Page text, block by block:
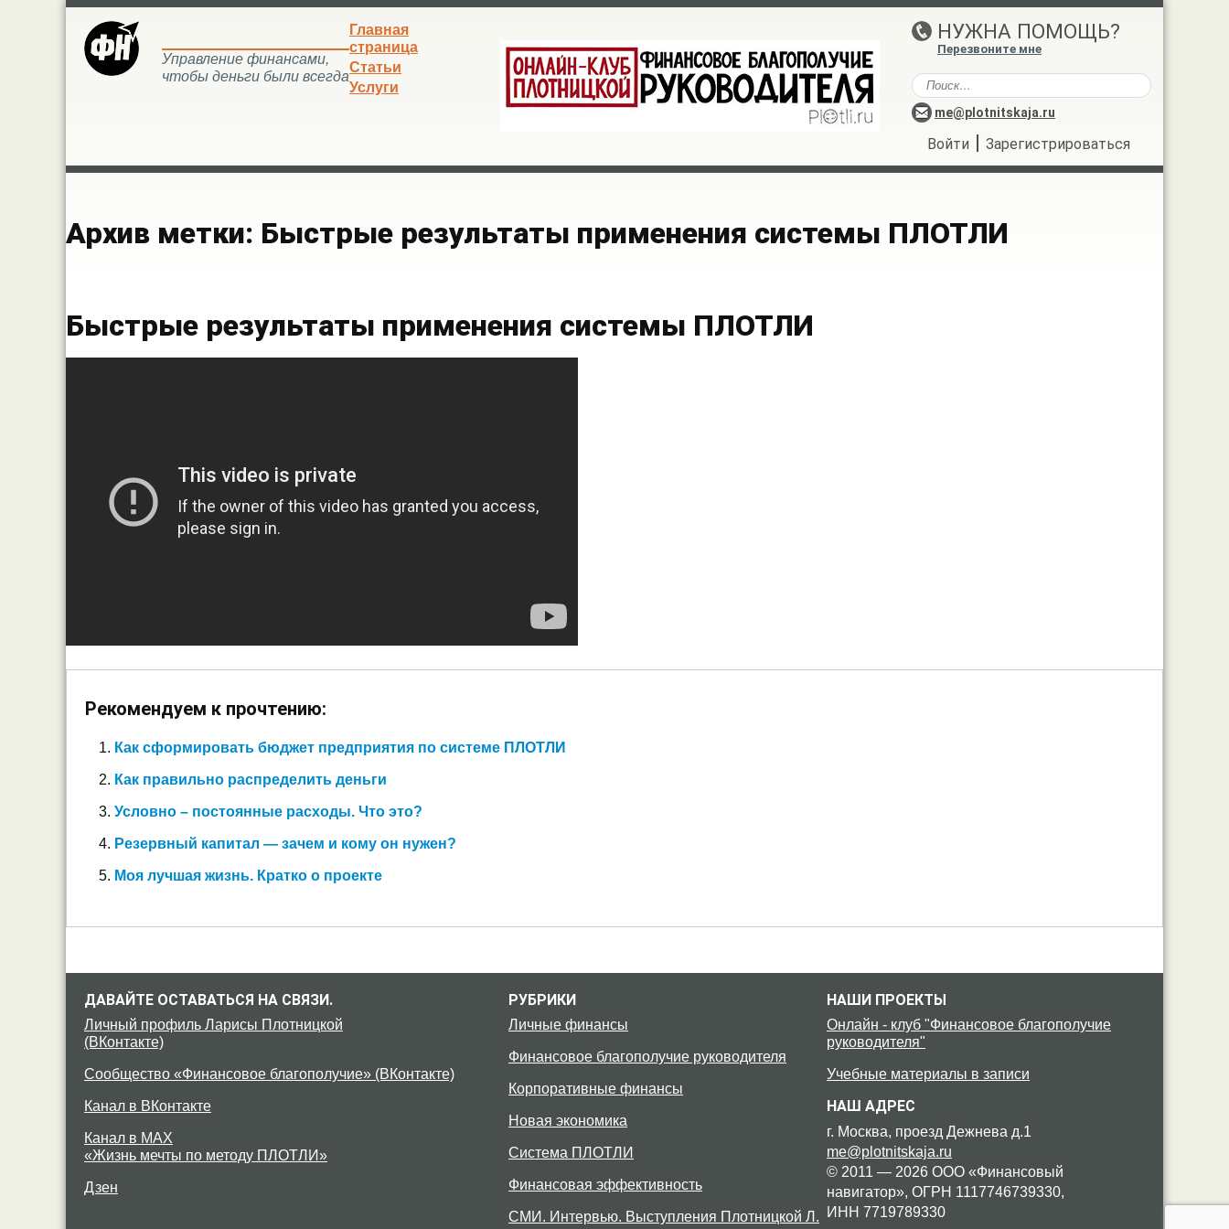
Управление финансами,
чтобы деньги были всегда
Главная
страница
Статьи
Услуги
НУЖНА ПОМОЩЬ?
Перезвоните мне
me@plotnitskaja.ru
Войти | Зарегистрироваться
Архив метки: Быстрые результаты применения системы ПЛОТЛИ
Быстрые результаты применения системы ПЛОТЛИ
Рекомендуем к прочтению:
Как сформировать бюджет предприятия по системе ПЛОТЛИ
Как правильно распределить деньги
Условно – постоянные расходы. Что это?
Резервный капитал — зачем и кому он нужен?
Моя лучшая жизнь. Кратко о проекте
ДАВАЙТЕ ОСТАВАТЬСЯ НА СВЯЗИ.
Личный профиль Ларисы Плотницкой
(ВКонтакте)
Сообщество «Финансовое благополучие» (ВКонтакте)
Канал в ВКонтакте
Канал в MAX
«Жизнь мечты по методу ПЛОТЛИ»
Дзен
РУБРИКИ
Личные финансы
Финансовое благополучие руководителя
Корпоративные финансы
Новая экономика
Система ПЛОТЛИ
Финансовая эффективность
СМИ. Интервью. Выступления Плотницкой Л.
НАШИ ПРОЕКТЫ
Онлайн - клуб "Финансовое благополучие
руководителя"
Учебные материалы в записи
НАШ АДРЕС
г. Москва, проезд Дежнева д.1
me@plotnitskaja.ru
© 2011 — 2026 ООО «Финансовый
навигатор», ОГРН 1117746739330,
ИНН 7719789330